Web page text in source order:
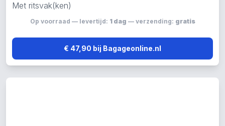
Met ritsvak(ken)
Op voorraad — levertijd: 1 dag — verzending: gratis
€ 47,90 bij Bagageonline.nl